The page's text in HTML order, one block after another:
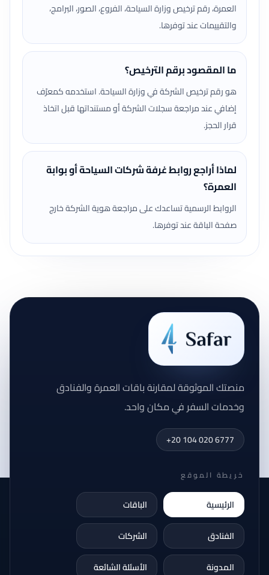
العمرة، رقم ترخيص وزارة السياحة، الفروع، الصور، البرامج،
والتقييمات عند توفرها.
ما المقصود برقم الترخيص؟
هو رقم ترخيص الشركة في وزارة السياحة. استخدمه كمعرّف
إضافي عند مراجعة سجلات الشركة أو مستنداتها قبل اتخاذ
قرار الحجز.
لماذا أراجع روابط غرفة شركات السياحة أو بوابة
العمرة؟
الروابط الرسمية تساعدك على مراجعة هوية الشركة خارج
صفحة الباقة عند توفرها.
منصتك الموثوقة لمقارنة باقات العمرة والفنادق
وخدمات السفر في مكان واحد.
+20 104 020 6777
خريطة الموقع
الرئيسية
الباقات
الفنادق
الشركات
المدونة
الأسئلة الشائعة